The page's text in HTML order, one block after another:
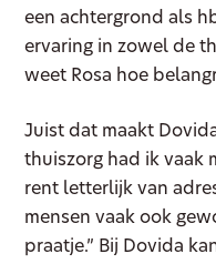
een achtergrond als
ervaring in zowel de
weet Rosa hoe
Juist dat maakt
thuiszorg had ik vaak
rent letterlijk van
mensen vaak ook
praatje.” Bij Dovida